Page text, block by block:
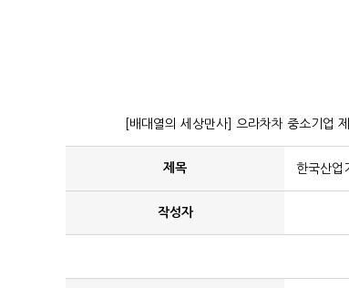
[배대열의 세상만사] 으라차차 중소기업
제목 한국산업
작성자